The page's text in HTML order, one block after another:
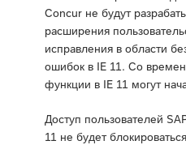
Concur не будут
расширения
исправления в области
ошибок в IE 11. Со
функции в IE 11 могут
Доступ пользователей
11 не будет